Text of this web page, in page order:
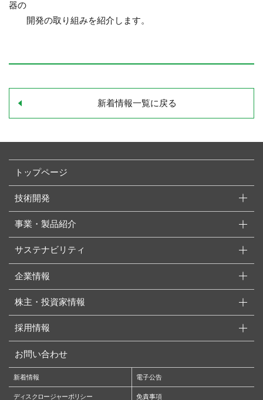
器の
開発の取り組みを紹介します。
新着情報一覧に戻る
トップページ
技術開発
事業・製品紹介
サステナビリティ
企業情報
株主・投資家情報
採用情報
新着情報 電子公告
ディスクロージャーポリシー 免責事項
お問い合わせ